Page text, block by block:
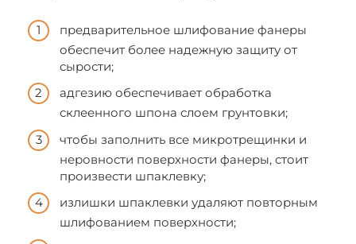
предварительное шлифование фанеры
обеспечит более надежную защиту от
сырости;
адгезию обеспечивает обработка
склеенного шпона слоем грунтовки;
чтобы заполнить все микротрещинки и
неровности поверхности фанеры, стоит
произвести шпаклевку;
излишки шпаклевки удаляют повторным
шлифованием поверхности;